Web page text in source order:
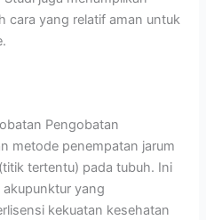
cara yang relatif aman untuk
Pengobatan
metode penempatan jarum
tertentu) pada tubuh. Ini
yang
kekuatan kesehatan